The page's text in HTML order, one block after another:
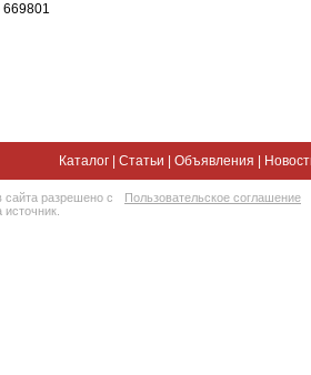
Каталог Статьи Объявления
разрешено с
Пользовательское соглашение